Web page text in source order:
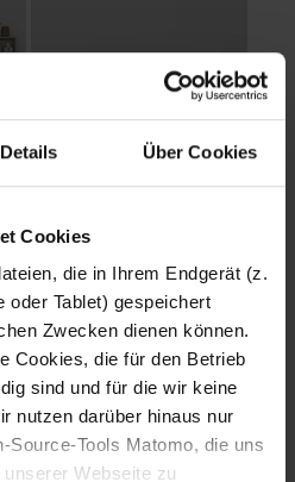
Details Über Cookies
Cookies
die in Ihrem Endgerät (z.
oder Tablet) gespeichert
Zwecken dienen können.
Cookies, die für den Betrieb
sind und für die wir keine
nutzen darüber hinaus nur
Source-Tools Matomo, die uns
Webseite zu
Fotografo: Lorenz
Sternbach
Download